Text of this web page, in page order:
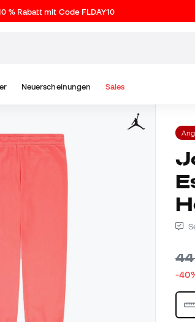
% Rabatt mit Code FLDAY10
Neuerscheinungen Sales
Jordan Brooklyn
-